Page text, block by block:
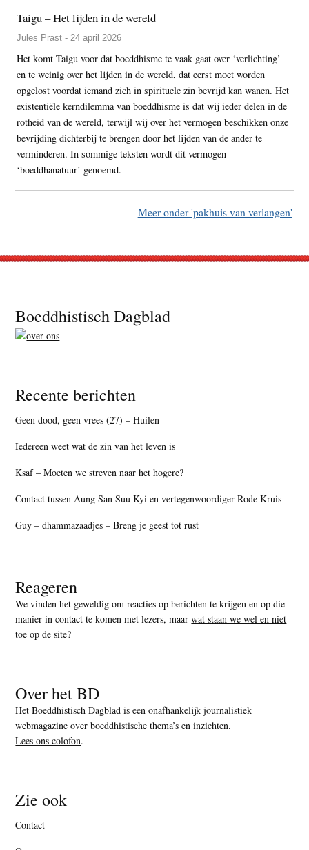
Taigu – Het lijden in de wereld
Jules Prast - 24 april 2026
Het komt Taigu voor dat boeddhisme te vaak gaat over ‘verlichting’
en te weinig over het lijden in de wereld, dat eerst moet worden
opgelost voordat iemand zich in spirituele zin bevrijd kan wanen. Het
existentiële kerndilemma van boeddhisme is dat wij ieder delen in de
rotheid van de wereld, terwijl wij over het vermogen beschikken onze
bevrijding dichterbij te brengen door het lijden van de ander te
verminderen. In sommige teksten wordt dit vermogen
‘boeddhanatuur’ genoemd.
Meer onder 'pakhuis van verlangen'
Footer
Boeddhistisch Dagblad
Recente berichten
Geen dood, geen vrees (27) – Huilen
Iedereen weet wat de zin van het leven is
Ksaf – Moeten we streven naar het hogere?
Contact tussen Aung San Suu Kyi en vertegenwoordiger Rode Kruis
Guy – dhammazaadjes – Breng je geest tot rust
Reageren
We vinden het geweldig om reacties op berichten te krijgen en op die
manier in contact te komen met lezers, maarwat staan we wel en niet
toe op de site?
Over het BD
Het Boeddhistisch Dagblad is een onafhankelijk journalistiek
webmagazine over boeddhistische thema’s en inzichten.
Lees ons colofon.
Zie ook
Contact